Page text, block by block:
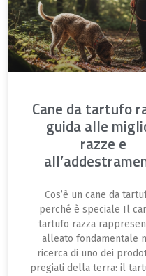
Cane da tartufo
guida alle
razze e
Cos’è un cane da
perché è speciale Il
tartufo razza
alleato fondamentale
ricerca di uno dei
pregiati della terra: il